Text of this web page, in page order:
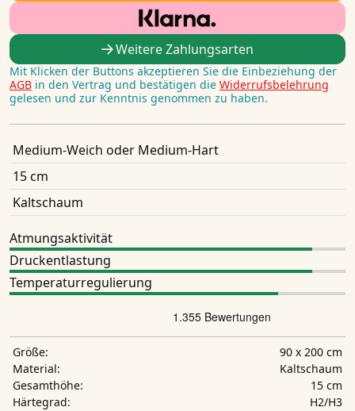
Weitere Zahlungsarten
Mit Klicken der Buttons akzeptieren Sie die Einbeziehung der
AGB in den Vertrag und bestätigen die Widerrufsbelehrung
gelesen und zur Kenntnis genommen zu haben.
Medium-Weich oder Medium-Hart
15 cm
Kaltschaum
Atmungsaktivität
Druckentlastung
Temperaturregulierung
Größe:
90 x 200 cm
Material:
Kaltschaum
Gesamthöhe:
15 cm
Härtegrad:
H2/H3